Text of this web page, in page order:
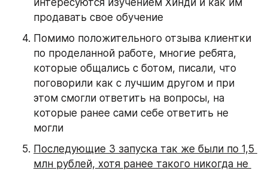
интересуются изучением Хинди и как им
продавать свое обучение
Помимо положительного отзыва клиентки
по проделанной работе, многие ребята,
которые общались с ботом, писали, что
поговорили как с лучшим другом и при
этом смогли ответить на вопросы, на
которые ранее сами себе ответить не
могли
Последующие 3 запуска так же были по 1,5
млн рублей, хотя ранее такого никогда не